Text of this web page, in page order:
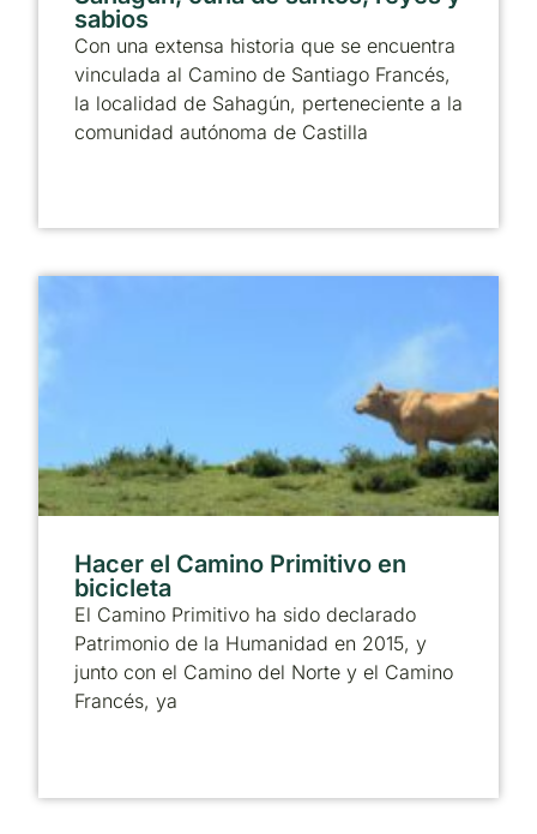
sabios
Con una extensa historia que se encuentra
vinculada al Camino de Santiago Francés,
la localidad de Sahagún, perteneciente a la
comunidad autónoma de Castilla
Hacer el Camino Primitivo en
bicicleta
El Camino Primitivo ha sido declarado
Patrimonio de la Humanidad en 2015, y
junto con el Camino del Norte y el Camino
Francés, ya